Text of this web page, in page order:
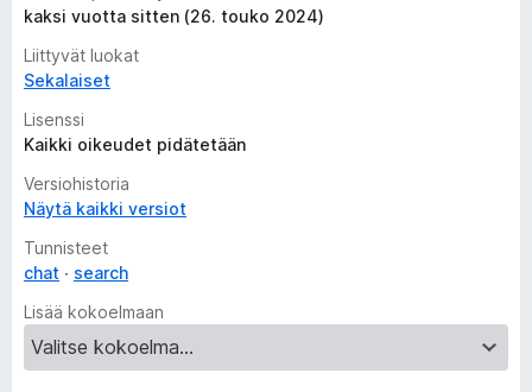
kaksi vuotta sitten (26. touko 2024)
Liittyvät luokat
Sekalaiset
Lisenssi
Kaikki oikeudet pidätetään
Versiohistoria
Näytä kaikki versiot
Tunnisteet
chat
search
Lisää kokoelmaan